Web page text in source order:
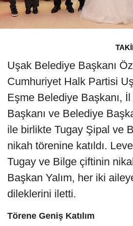
Uşak Belediye Başkanı
Cumhuriyet Halk Partisi
Eşme Belediye Başkanı,
Başkanı ve Belediye
ile birlikte Tugay Şipal ve
nikah törenine katıldı.
Tugay ve Bilge çiftinin
Başkan Yalım, her iki
dileklerini iletti.
Törene Geniş Katılım